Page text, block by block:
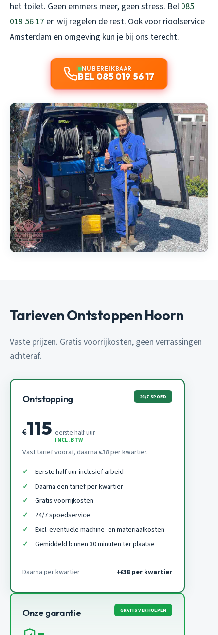
het toilet. Geen emmers meer, geen stress. Bel 085
019 56 17 en wij regelen de rest. Ook voor rioolservice
Amsterdam en omgeving kun je bij ons terecht.
NU BEREIKBAAR
BEL 085 019 56 17
Tarieven Ontstoppen Hoorn
Vaste prijzen. Gratis voorrijkosten, geen verrassingen
achteraf.
Ontstopping 24/7 SPOED
€115 eerste half uur
INCL. BTW
Vast tarief vooraf, daarna €38 per kwartier.
Eerste half uur inclusief arbeid
Daarna een tarief per kwartier
Gratis voorrijkosten
24/7 spoedservice
Excl. eventuele machine- en materiaalkosten
Gemiddeld binnen 30 minuten ter plaatse
Daarna per kwartier +€38 per kwartier
Onze garantie GRATIS VERHOLPEN